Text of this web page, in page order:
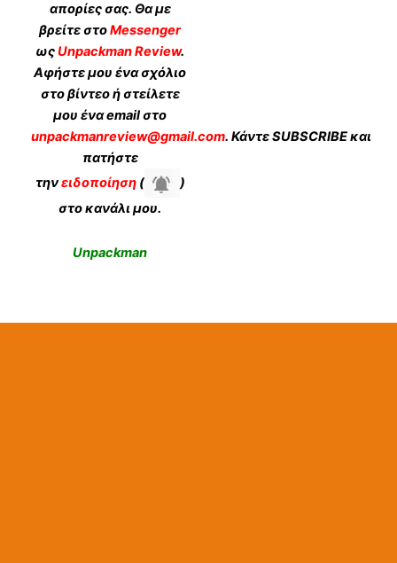
απορίες σας. Θα με
βρείτε στοMessenger
ωςUnpackman Review.
Αφήστε μου ένα σχόλιο
στο βίντεο ή στείλετε
μου ένα email στο
unpackmanreview@gmail.com. ΚάντεSUBSCRIBEκαι
πατήστε
τηνειδοποίηση(
)
στο κανάλι μου.
Unpackman